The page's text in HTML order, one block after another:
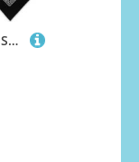
Cowboy-Verkleidungs-Set, 4 Stück, Schwarz & Braun, sternbesetzte Cowboyhüte mit roten & schwarzen Bandanas, Western-Kostüm für Junggesellinnenabschiede, Junggesellenabschiede, Halloween